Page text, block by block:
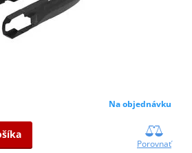
Na objednávku
Porovnať